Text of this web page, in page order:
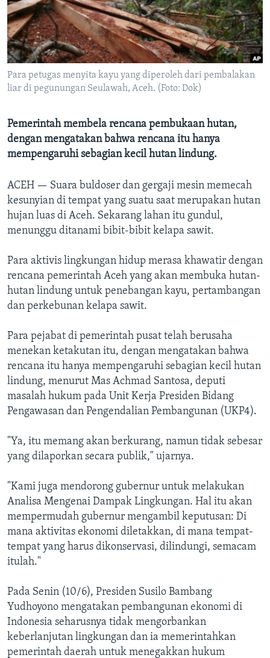
Para petugas menyita kayu yang diperoleh dari pembalakan
liar di pegunungan Seulawah, Aceh. (Foto: Dok)
Pemerintah membela rencana pembukaan hutan,
dengan mengatakan bahwa rencana itu hanya
mempengaruhi sebagian kecil hutan lindung.
ACEH — Suara buldoser dan gergaji mesin memecah
kesunyian di tempat yang suatu saat merupakan hutan
hujan luas di Aceh. Sekarang lahan itu gundul,
menunggu ditanami bibit-bibit kelapa sawit.
Para aktivis lingkungan hidup merasa khawatir dengan
rencana pemerintah Aceh yang akan membuka hutan-
hutan lindung untuk penebangan kayu, pertambangan
dan perkebunan kelapa sawit.
Para pejabat di pemerintah pusat telah berusaha
menekan ketakutan itu, dengan mengatakan bahwa
rencana itu hanya mempengaruhi sebagian kecil hutan
lindung, menurut Mas Achmad Santosa, deputi
masalah hukum pada Unit Kerja Presiden Bidang
Pengawasan dan Pengendalian Pembangunan (UKP4).
"Ya, itu memang akan berkurang, namun tidak sebesar
yang dilaporkan secara publik," ujarnya.
"Kami juga mendorong gubernur untuk melakukan
Analisa Mengenai Dampak Lingkungan. Hal itu akan
mempermudah gubernur mengambil keputusan: Di
mana aktivitas ekonomi diletakkan, di mana tempat-
tempat yang harus dikonservasi, dilindungi, semacam
itulah."
Pada Senin (10/6), Presiden Susilo Bambang
Yudhoyono mengatakan pembangunan ekonomi di
Indonesia seharusnya tidak mengorbankan
keberlanjutan lingkungan dan ia memerintahkan
pemerintah daerah untuk menegakkan hukum